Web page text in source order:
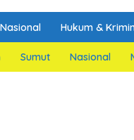
Nasional Hukum &
Sumut Nasional